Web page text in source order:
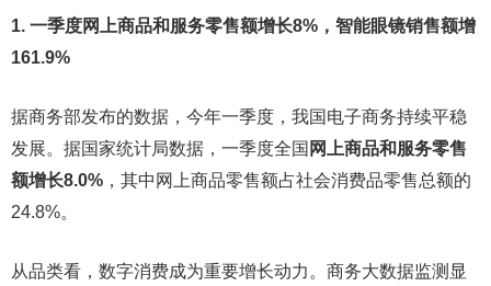
1. 一季度网上商品和服务零售额增长8%，智能眼镜销售额增
161.9%
据商务部发布的数据，今年一季度，我国电子商务持续平稳
发展。据国家统计局数据，一季度全国 网上商品和服务零售
额增长8.0% ，其中网上商品零售额占社会消费品零售总额的
24.8%。
从品类看，数字消费成为重要增长动力。商务大数据监测显